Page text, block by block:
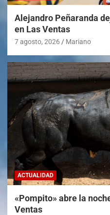
Alejandro Peñaranda
en Las Ventas
7 agosto, 2026 Mariano
ACTUALIDAD
«Pompito» abre la
Ventas